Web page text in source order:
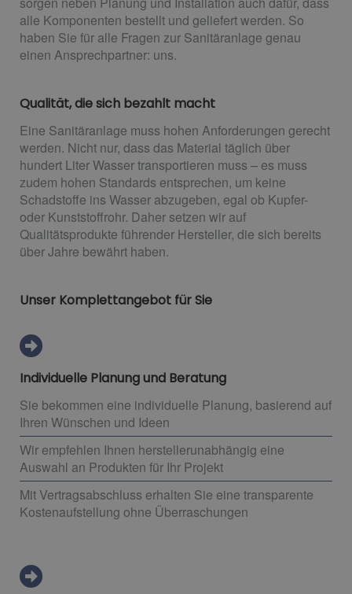
alle Komponenten bestellt und geliefert werden. So
haben Sie für alle Fragen zur Sanitäranlage genau
einen Ansprechpartner: uns.
Qualität, die sich bezahlt macht
Eine Sanitäranlage muss hohen Anforderungen gerecht
werden. Nicht nur, dass das Material täglich über
hundert Liter Wasser transportieren muss – es muss
zudem hohen Standards entsprechen, um keine
Schadstoffe ins Wasser abzugeben, egal ob Kupfer-
oder Kunststoffrohr. Daher setzen wir auf
Qualitätsprodukte führender Hersteller, die sich bereits
über Jahre bewährt haben.
Unser Komplettangebot für Sie
Individuelle Planung und Beratung
Sie bekommen eine individuelle Planung, basierend auf
Ihren Wünschen und Ideen
Wir empfehlen Ihnen herstellerunabhängig eine
Auswahl an Produkten für Ihr Projekt
Mit Vertragsabschluss erhalten Sie eine transparente
Kostenaufstellung ohne Überraschungen